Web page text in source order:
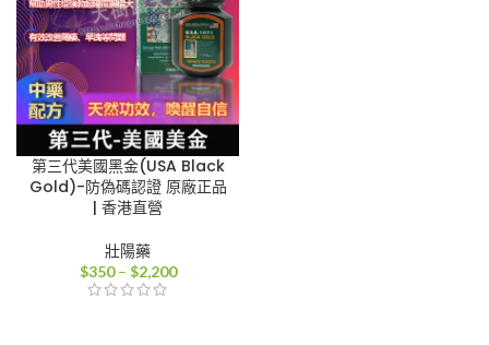
第三代美國黑金(USA Black
Gold)-防偽碼認證 原廠正品
| 香港直營
壯陽藥
$350 – $2,200價